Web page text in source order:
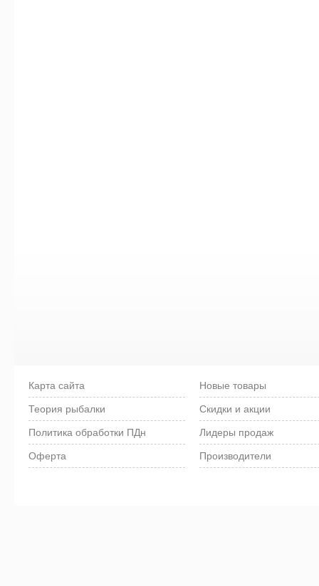
Карта сайта
Теория рыбалки
Политика обработки ПДн
Оферта
Новые товары
Скидки и акции
Лидеры продаж
Производители